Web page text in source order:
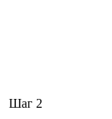
Шаг 2